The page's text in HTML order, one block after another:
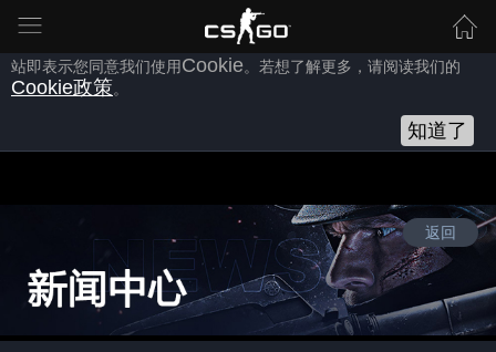
为向您提供良好的网站使用体验，完美世界网站会使用自身或第三方
，以作为安全、技术、分析、推广等之用。继续浏览本网
站即表示您同意我们使用Cookie。若想了解更多，请阅读我们的
Cookie政策。
知道了
返回